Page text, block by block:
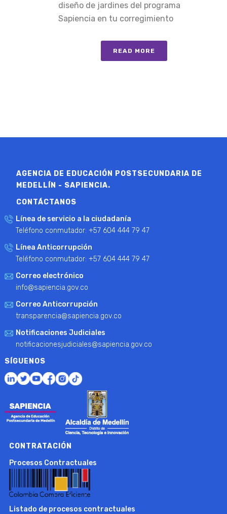
diseño de jardines del programa
Sapiencia en tu corregimiento
READ MORE
AGENCIA DE EDUCACIÓN POSTSECUNDARIA DE
MEDELLÍN - SAPIENCIA.
CONTÁCTANOS
Línea de servicio a la ciudadanía
Teléfono conmutador: +57 604 444 79 47
Línea Anticorrupción
Teléfono conmutador: +57 604 444 79 47
Correo electrónico
info@sapiencia.gov.co
Correo Anticorrupción
transparencia@sapiencia.gov.co
Notificaciones Judiciales
notificacionesjudiciales@sapiencia.gov.co
SÍGUENOS
CONTRATACIÓN
Procesos Contractuales
Listado de procesos contractuales